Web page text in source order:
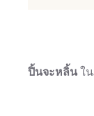
ปิ้นจะหลิ้น ใ